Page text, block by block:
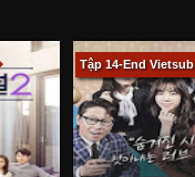
Tập 14-End Vietsub